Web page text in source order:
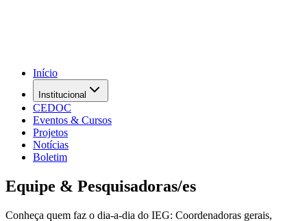
Início
Institucional
CEDOC
Eventos & Cursos
Projetos
Notícias
Boletim
Equipe & Pesquisadoras/es
Conheça quem faz o dia-a-dia do IEG: Coordenadoras gerais,